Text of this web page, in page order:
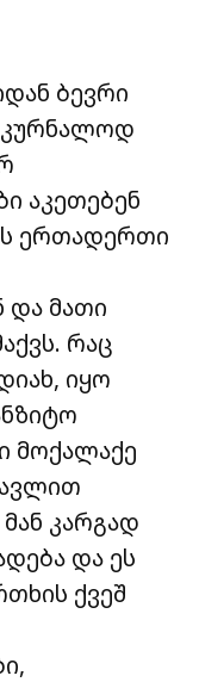
ბევრი
აკეთებენ
ერთადერთი
და მათი
რაც
იყო
მოქალაქე
კარგად
და ეს
ქვეშ